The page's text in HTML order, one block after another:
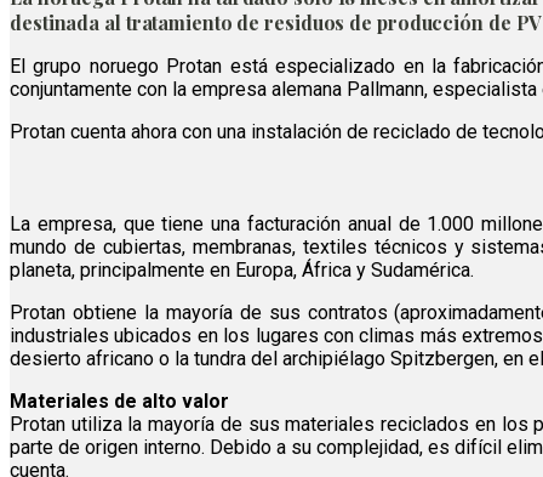
destinada al tratamiento de residuos de producción de
El grupo noruego Protan está especializado en la
conjuntamente con la empresa alemana Pallmann,
Protan cuenta ahora con una instalación de reciclado de
La empresa, que tiene una facturación anual de 1.000
mundo de cubiertas, membranas, textiles técnicos y
planeta, principalmente en Europa, África y Sudamérica.
Protan obtiene la mayoría de sus contratos
industriales ubicados en los lugares con climas más
desierto africano o la tundra del archipiélago Spitzbergen, en
Materiales de alto valor
Protan utiliza la mayoría de sus materiales reciclados en los
parte de origen interno. Debido a su complejidad, es difícil
cuenta.